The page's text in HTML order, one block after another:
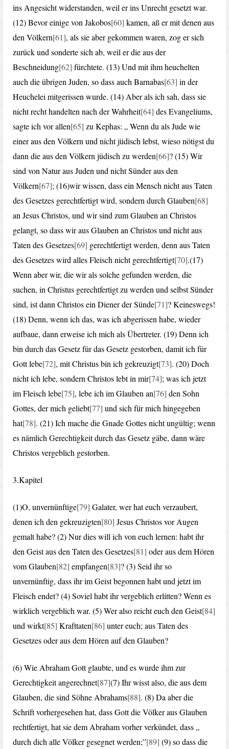
ins Angesicht widerstanden, weil er ins Unrecht gesetzt war.
(12) Bevor einige von Jakobos[60] kamen, aß er mit denen aus
den Völkern[61], als sie aber gekommen waren, zog er sich
zurück und sonderte sich ab, weil er die aus der
Beschneidung[62] fürchtete. (13) Und mit ihm heuchelten
auch die übrigen Juden, so dass auch Barnabas[63] in der
Heuchelei mitgerissen wurde. (14) Aber als ich sah, dass sie
nicht recht handelten nach der Wahrheit[64] des Evangeliums,
sagte ich vor allen[65] zu Kephas: „ Wenn du als Jude wie
einer aus den Völkern und nicht jüdisch lebst, wieso nötigst du
dann die aus den Völkern jüdisch zu werden[66]? (15) Wir
sind von Natur aus Juden und nicht Sünder aus den
Völkern[67]; (16)wir wissen, dass ein Mensch nicht aus Taten
des Gesetzes gerechtfertigt wird, sondern durch Glauben[68]
an Jesus Christos, und wir sind zum Glauben an Christos
gelangt, so dass wir aus Glauben an Christos und nicht aus
Taten des Gesetzes[69] gerechtfertigt werden, denn aus Taten
des Gesetzes wird alles Fleisch nicht gerechtfertigt[70].(17)
Wenn aber wir, die wir als solche gefunden werden, die
suchen, in Christus gerechtfertigt zu werden und selbst Sünder
sind, ist dann Christos ein Diener der Sünde[71]? Keineswegs!
(18) Denn, wenn ich das, was ich abgerissen habe, wieder
aufbaue, dann erweise ich mich als Übertreter. (19) Denn ich
bin durch das Gesetz für das Gesetz gestorben, damit ich für
Gott lebe[72], mit Christus bin ich gekreuzigt[73]. (20) Doch
nicht ich lebe, sondern Christos lebt in mir[74]; was ich jetzt
im Fleisch lebe[75], lebe ich im Glauben an[76] den Sohn
Gottes, der mich geliebt[77] und sich für mich hingegeben
hat[78]. (21) Ich mache die Gnade Gottes nicht ungültig; wenn
es nämlich Gerechtigkeit durch das Gesetz gäbe, dann wäre
Christos vergeblich gestorben.
3.Kapitel
(1)O, unvernünftige[79] Galater, wer hat euch verzaubert,
denen ich den gekreuzigten[80] Jesus Christos vor Augen
gemalt habe? (2) Nur dies will ich von euch lernen: habt ihr
den Geist aus den Taten des Gesetzes[81] oder aus dem Hören
vom Glauben[82] empfangen[83]? (3) Seid ihr so
unvernünftig, dass ihr im Geist begonnen habt und jetzt im
Fleisch endet? (4) Soviel habt ihr vergeblich erlitten? Wenn es
wirklich vergeblich war. (5) Wer also reicht euch den Geist[84]
und wirkt[85] Krafttaten[86] unter euch; aus Taten des
Gesetzes oder aus dem Hören auf den Glauben?
(6) Wie Abraham Gott glaubte, und es wurde ihm zur
Gerechtigkeit angerechnet[87](7) Ihr wisst also, die aus dem
Glauben, die sind Söhne Abrahams[88]. (8) Da aber die
Schrift vorhergesehen hat, dass Gott die Völker aus Glauben
rechtfertigt, hat sie dem Abraham vorher verkündet, dass „
durch dich alle Völker gesegnet werden;”[89] (9) so dass die